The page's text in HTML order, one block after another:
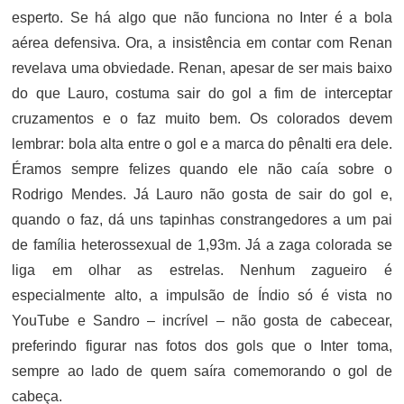
esperto. Se há algo que não funciona no Inter é a bola
aérea defensiva. Ora, a insistência em contar com Renan
revelava uma obviedade. Renan, apesar de ser mais baixo
do que Lauro, costuma sair do gol a fim de interceptar
cruzamentos e o faz muito bem. Os colorados devem
lembrar: bola alta entre o gol e a marca do pênalti era dele.
Éramos sempre felizes quando ele não caía sobre o
Rodrigo Mendes. Já Lauro não gosta de sair do gol e,
quando o faz, dá uns tapinhas constrangedores a um pai
de família heterossexual de 1,93m. Já a zaga colorada se
liga em olhar as estrelas. Nenhum zagueiro é
especialmente alto, a impulsão de Índio só é vista no
YouTube e Sandro – incrível – não gosta de cabecear,
preferindo figurar nas fotos dos gols que o Inter toma,
sempre ao lado de quem saíra comemorando o gol de
cabeça.